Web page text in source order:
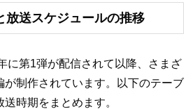
放送スケジュールの推移
に第1弾が配信されて以降、さまざ
が制作されています。以下のテーブ
時期をまとめます。